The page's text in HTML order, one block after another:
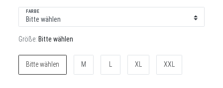
FARBE
Größe: Bitte wählen
Bitte wählen M L XL XXL